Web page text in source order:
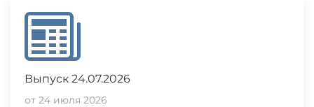
Выпуск 24.07.2026
от 24 июля 2026